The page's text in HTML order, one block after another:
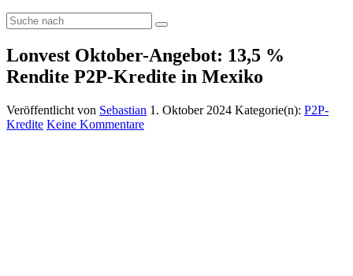
Lonvest Oktober-Angebot: 13,5 %
Rendite P2P-Kredite in Mexiko
Veröffentlicht von Sebastian 1. Oktober 2024 Kategorie(n): P2P-
Kredite Keine Kommentare